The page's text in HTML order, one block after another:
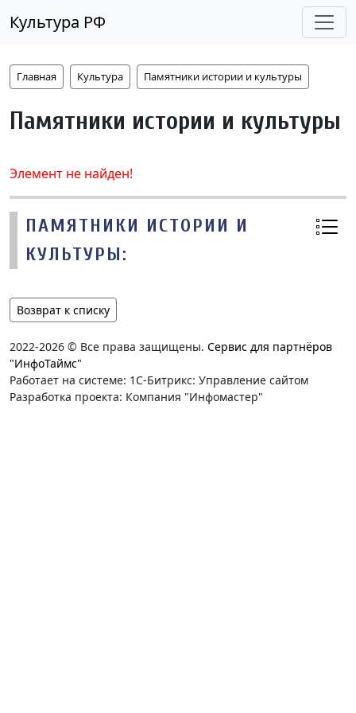
Культура РФ
Главная Культура Памятники истории и культуры
Памятники истории и культуры
Элемент не найден!
ПАМЯТНИКИ ИСТОРИИ И
КУЛЬТУРЫ:
Возврат к списку
2022-2026 © Все права защищены. Сервис для партнёров
"ИнфоТаймс"
Работает на системе: 1С-Битрикс: Управление сайтом
Разработка проекта: Компания "Инфомастер"